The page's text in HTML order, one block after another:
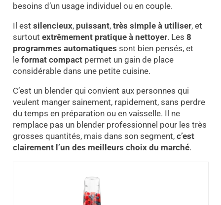
besoins d’un usage individuel ou en couple.
Il est silencieux, puissant, très simple à utiliser, et
surtout extrêmement pratique à nettoyer. Les 8
programmes automatiques sont bien pensés, et
le format compactpermet un gain de place
considérable dans une petite cuisine.
C’est un blender qui convient aux personnes qui
veulent manger sainement, rapidement, sans perdre
du temps en préparation ou en vaisselle. Il ne
remplace pas un blender professionnel pour les très
grosses quantités, mais dans son segment, c’est
clairement l’un des meilleurs choix du marché.